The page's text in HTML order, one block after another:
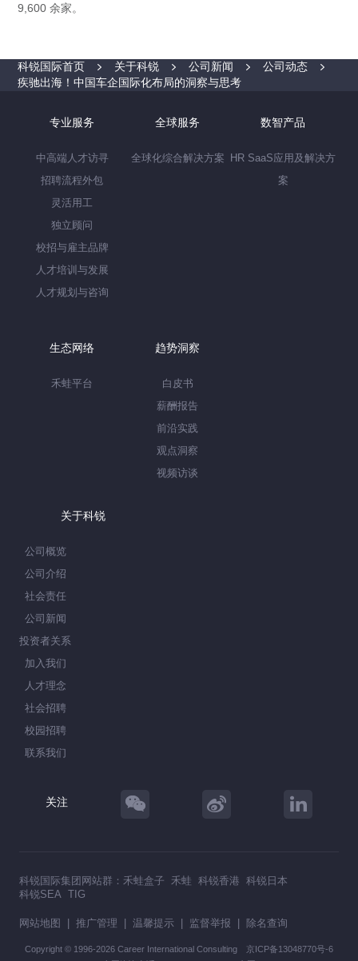
9,600 余家。
科锐国际首页 关于科锐 公司新闻
公司动态
疾驰出海！中国车企国际化布局的洞察与思考
专业服务
中高端人才访寻
招聘流程外包
灵活用工
独立顾问
校招与雇主品牌
人才培训与发展
人才规划与咨询
全球服务
全球化综合解决方案
数智产品
HR SaaS应用及解决方
案
生态网络
禾蛙平台
趋势洞察
白皮书
薪酬报告
前沿实践
观点洞察
视频访谈
关于科锐
公司概览
公司介绍
社会责任
公司新闻
投资者关系
加入我们
人才理念
社会招聘
校园招聘
联系我们
关注
科锐国际集团网站群： 禾蛙盒子 禾蛙 科锐香港 科锐日本
科锐SEA TIG
网站地图 推广管理 温馨提示 监督举报 除名查询
Copyright © 1996-2026 Career International Consulting 京ICP备13048770号-6